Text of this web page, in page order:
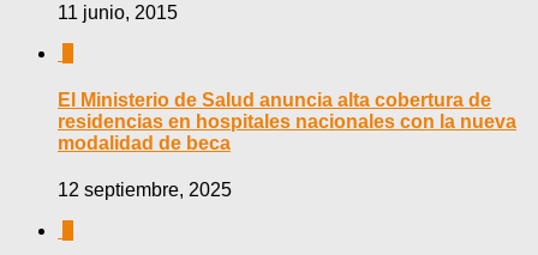
11 junio, 2015
El Ministerio de Salud anuncia alta cobertura de
residencias en hospitales nacionales con la nueva
modalidad de beca
12 septiembre, 2025